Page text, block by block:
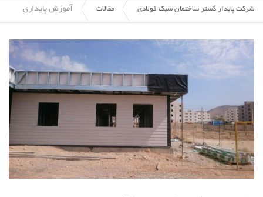
شرکت پایدار گستر ساختمان سبک فولادی مقالات آموزش پایداری